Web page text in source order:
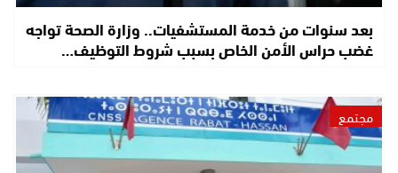
بعد سنوات من خدمة المستشفيات.. وزارة الصحة تواجه
غضب حراس الأمن الخاص بسبب شروط التوظيف…
مجتمع